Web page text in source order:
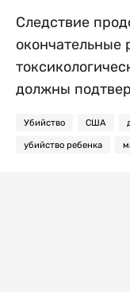
Следствие
окончательные
должны
Убийство США
убийство ребенка